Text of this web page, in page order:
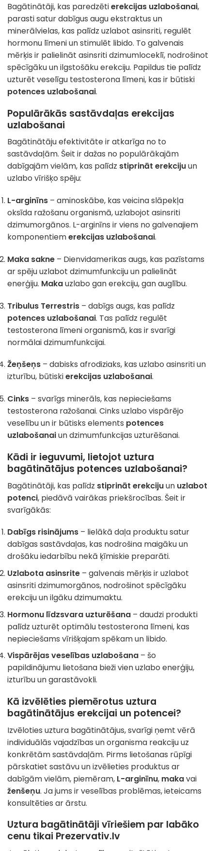
Bagātinātāji, kas paredzētierekcijas uzlabošanai,
parasti satur dabīgus augu ekstraktus un
minerālvielas, kas palīdz uzlabot asinsriti, regulēt
hormonu līmeni un stimulēt libido. To galvenais
mērķis ir palielināt asinsriti dzimumloceklī, nodrošinot
spēcīgāku un ilgstošāku erekciju. Papildus tie palīdz
uzturēt veselīgu testosterona līmeni, kas ir būtiski
potences uzlabošanai.
Populārākās sastāvdaļas erekcijas
uzlabošanai
Bagātinātāju efektivitāte ir atkarīga no to
sastāvdaļām. Šeit ir dažas no populārākajām
dabīgajām vielām, kas palīdz stiprināt erekcijuun
uzlabo vīrišķo spēju:
L-arginīns – aminoskābe, kas veicina slāpekļa
oksīda ražošanu organismā, uzlabojot asinsriti
dzimumorgānos. L-arginīns ir viens no galvenajiem
komponentiemerekcijas uzlabošanai.
Maka sakne – Dienvidamerikas augs, kas pazīstams
ar spēju uzlabot dzimumfunkciju un palielināt
enerģiju. Makauzlabo gan erekciju, gan auglību.
Tribulus Terrestris – dabīgs augs, kas palīdz
potences uzlabošanai. Tas palīdz regulēt
testosterona līmeni organismā, kas ir svarīgi
normālai dzimumfunkcijai.
Žeņšeņs – dabisks afrodiziaks, kas uzlabo asinsriti un
izturību, būtiskierekcijas uzlabošanai.
Cinks – svarīgs minerāls, kas nepieciešams
testosterona ražošanai. Cinks uzlabo vispārējo
veselību un ir būtisks elements potences
uzlabošanaiun dzimumfunkcijas uzturēšanai.
Kādi ir ieguvumi, lietojot uztura
bagātinātājus potences uzlabošanai?
Bagātinātāji, kas palīdz stiprināt erekcijuun uzlabot
potenci, piedāvā vairākas priekšrocības. Šeit ir
svarīgākās:
Dabīgs risinājums – lielākā daļa produktu satur
dabīgas sastāvdaļas, kas nodrošina maigāku un
drošāku iedarbību nekā ķīmiskie preparāti.
Uzlabota asinsrite – galvenais mērķis ir uzlabot
asinsriti dzimumorgānos, nodrošinot spēcīgāku
erekciju un ilgāku dzimumaktu.
Hormonu līdzsvara uzturēšana – daudzi produkti
palīdz uzturēt optimālu testosterona līmeni, kas
nepieciešams vīrišķajam spēkam un libido.
Vispārējas veselības uzlabošana – šo
papildinājumu lietošana bieži vien uzlabo enerģiju,
izturību un garastāvokli.
Kā izvēlēties piemērotus uztura
bagātinātājus erekcijai un potencei?
Izvēloties uztura bagātinātājus, svarīgi ņemt vērā
individuālās vajadzības un organisma reakciju uz
konkrētām sastāvdaļām. Pirms lietošanas rūpīgi
pārskatiet sastāvu un izvēlieties produktus ar
dabīgām vielām, piemēram, L-arginīnu, makavai
ženšeņu. Ja jums ir veselības problēmas, ieteicams
konsultēties ar ārstu.
Uztura bagātinātāji vīriešiem par labāko
cenu tikai Prezervativ.lv